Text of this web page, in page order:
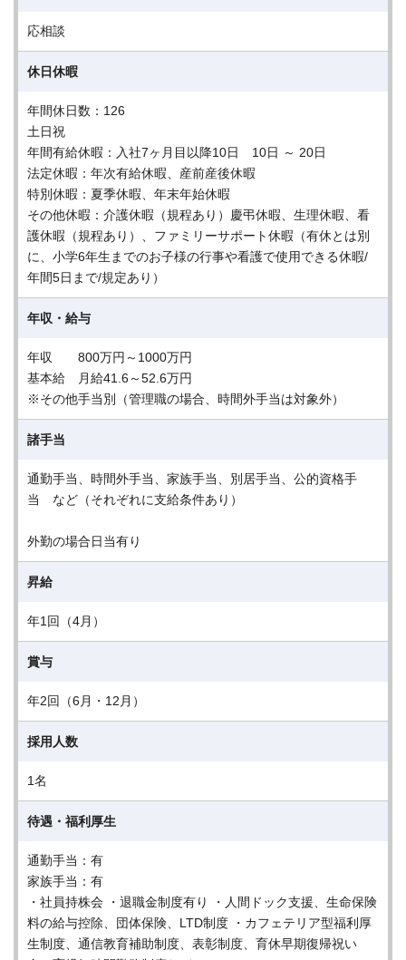
応相談
休日休暇
年間休日数：126
土日祝
年間有給休暇：入社7ヶ月目以降10日 10日 ～ 20日
法定休暇：年次有給休暇、産前産後休暇
特別休暇：夏季休暇、年末年始休暇
その他休暇：介護休暇（規程あり）慶弔休暇、生理休暇、看
護休暇（規程あり）、ファミリーサポート休暇（有休とは別
に、小学6年生までのお子様の行事や看護で使用できる休暇/
年間5日まで/規定あり）
年収・給与
年収 800万円～1000万円
基本給 月給41.6～52.6万円
※その他手当別（管理職の場合、時間外手当は対象外）
諸手当
通勤手当、時間外手当、家族手当、別居手当、公的資格手
当 など（それぞれに支給条件あり）
外勤の場合日当有り
昇給
年1回（4月）
賞与
年2回（6月・12月）
採用人数
1名
待遇・福利厚生
通勤手当：有
家族手当：有
・社員持株会 ・退職金制度有り ・人間ドック支援、生命保険
料の給与控除、団体保険、LTD制度 ・カフェテリア型福利厚
生制度、通信教育補助制度、表彰制度、育休早期復帰祝い